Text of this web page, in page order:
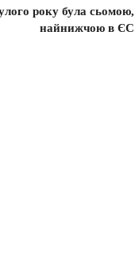
року була сьомою,
найнижчою в ЄС